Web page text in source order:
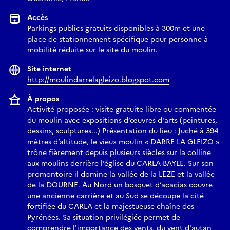
Et ce sont les plus jeunes qui y font tourner les disques à la
main.
C’est un joli petit moulin sans zèle,
Un joli petit moulin sans aile.
C’est un joli petit moulin sans « L »,
Un joli petit moulin… sans elle !
Pyrénées.
À l’ombre d’un buisson de genêts, assis sur mon petit banc
d’acier,
Je me mets à rêver et plonge une belle plume blanche dans
l’encrier.
D’un bleu de Chine, sur ce papier un ballet de cursives s’y est
invité.
C’est un joli petit moulin sans « L »,
Un joli petit moulin sans elle.
C’est un joli petit moulin sans aile,
Un joli petit moulin… sans zèle !
Accès
Parkings publics gratuits disponibles à 300m et une
place de stationnement spécifique pour personne à
mobilité réduite sur le site du moulin.
Site internet
http://moulindarrelagleizo.blogspot.com
À propos
Activité proposée : visite gratuite libre ou commentée
du moulin avec expositions d’œuvres d'arts (peintures,
dessins, sculptures...) Présentation du lieu : Juché à 394
mètres d’altitude, le vieux moulin « DARRE LA GLEIZO »
trône fièrement depuis plusieurs siècles sur la colline
aux moulins derrière l’église du CARLA-BAYLE. Sur son
promontoire il domine la vallée de la LEZE et la vallée
de la DOURNE. Au Nord un bosquet d’acacias couvre
une ancienne carrière et au Sud se découpe la cité
fortifiée du CARLA et la majestueuse chaîne des
Pyrénées. Sa situation privilégiée permet de